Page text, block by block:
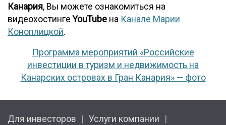
Канария, Вы можете ознакомиться на
видеохостинге YouTube на Канале Марии
Коноплицкой.
Программа мероприятий «Российские
инвестиции в туризм и недвижимость на
Канарских островах в Гран Канария» — фото
Для инвесторов Услуги компании